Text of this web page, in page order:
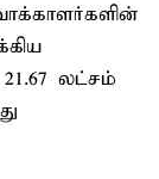
லட்சம்